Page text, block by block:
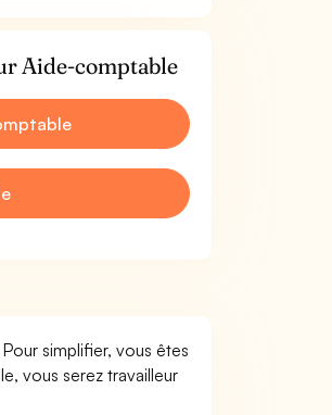
Aide-comptable
simplifier, vous êtes
vous serez travailleur